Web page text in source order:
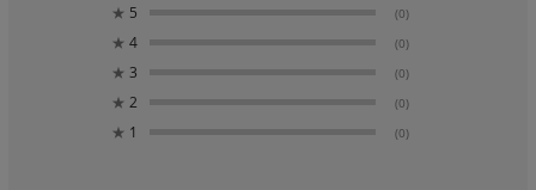
★ 5 (0)
★ 4 (0)
★ 3 (0)
★ 2 (0)
★ 1 (0)